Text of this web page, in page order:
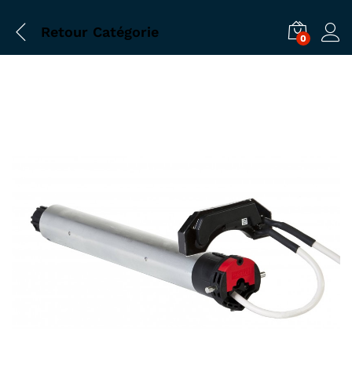
Retour Catégorie 0